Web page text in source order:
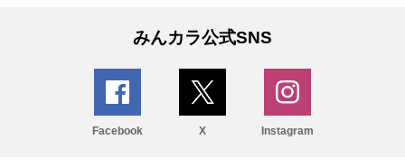
みんカラ公式SNS
Facebook X Instagram